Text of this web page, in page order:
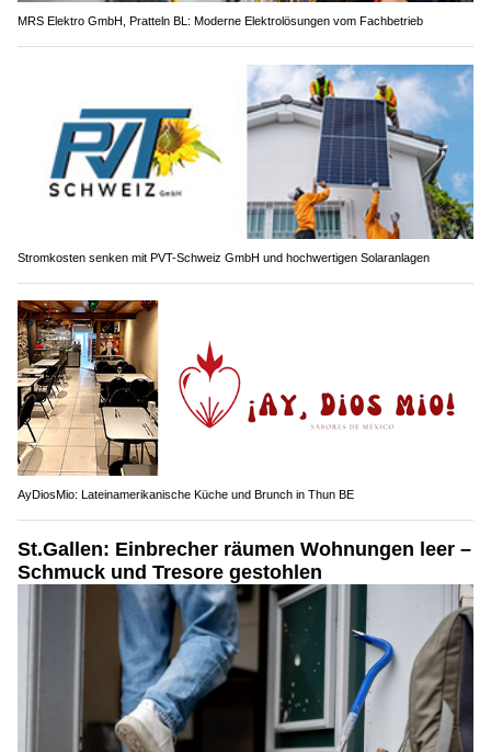
MRS Elektro GmbH, Pratteln BL: Moderne Elektrolösungen vom Fachbetrieb
Stromkosten senken mit PVT-Schweiz GmbH und hochwertigen Solaranlagen
AyDiosMio: Lateinamerikanische Küche und Brunch in Thun BE
St.Gallen: Einbrecher räumen Wohnungen leer –
Schmuck und Tresore gestohlen